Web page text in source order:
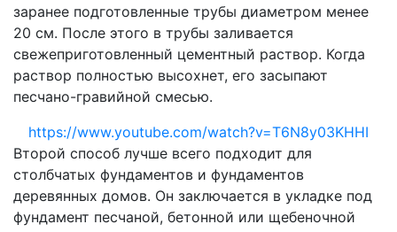
заранее подготовленные трубы диаметром менее
20 см. После этого в трубы заливается
свежеприготовленный цементный раствор. Когда
раствор полностью высохнет, его засыпают
песчано-гравийной смесью.
https://www.youtube.com/watch?v=T6N8y03KHHI
Второй способ лучше всего подходит для
столбчатых фундаментов и фундаментов
деревянных домов. Он заключается в укладке под
фундамент песчаной, бетонной или щебеночной